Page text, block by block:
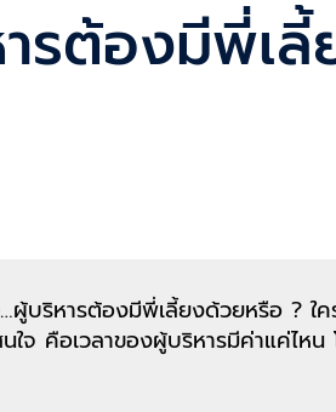
รต้องมีพี่เลี้
บริหารต้องมีพี่เลี้ยงด้วยหรือ ? ใค
จ คือเวลาของผู้บริหารมีค่าแค่ไหน